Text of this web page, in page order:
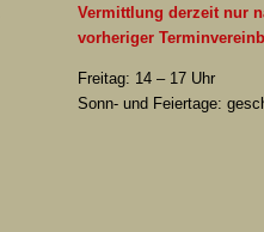
Vermittlung derzeit nur
vorheriger
Freitag: 14 – 17 Uhr
Sonn- und Feiertage: